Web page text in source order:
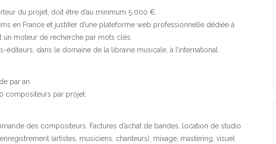
du projet, doit être d’au minimum 5 000 €.
en France et justifier d’une plateforme web professionnelle dédiée à
un moteur de recherche par mots clés.
éditeurs, dans le domaine de la librairie musicale, à l’international.
par an.
compositeurs par projet.
des compositeurs. Factures d’achat de bandes, location de studio
(artistes, musiciens, chanteurs), mixage, mastering, visuel